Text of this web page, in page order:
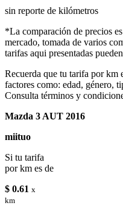
sin reporte de kilómetros
*La comparación de precios
mercado, tomada de varios
tarifas aqui presentadas
Recuerda que tu tarifa por km
factores como: edad, género,
Consulta términos y
Mazda 3 AUT 2016
miituo
Si tu tarifa
por km es de
$ 0.61 x
km